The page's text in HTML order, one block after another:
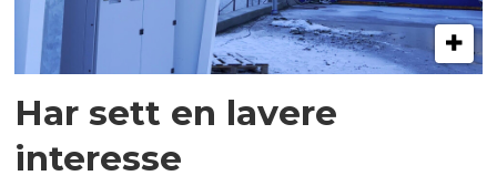
Har sett en lavere
interesse